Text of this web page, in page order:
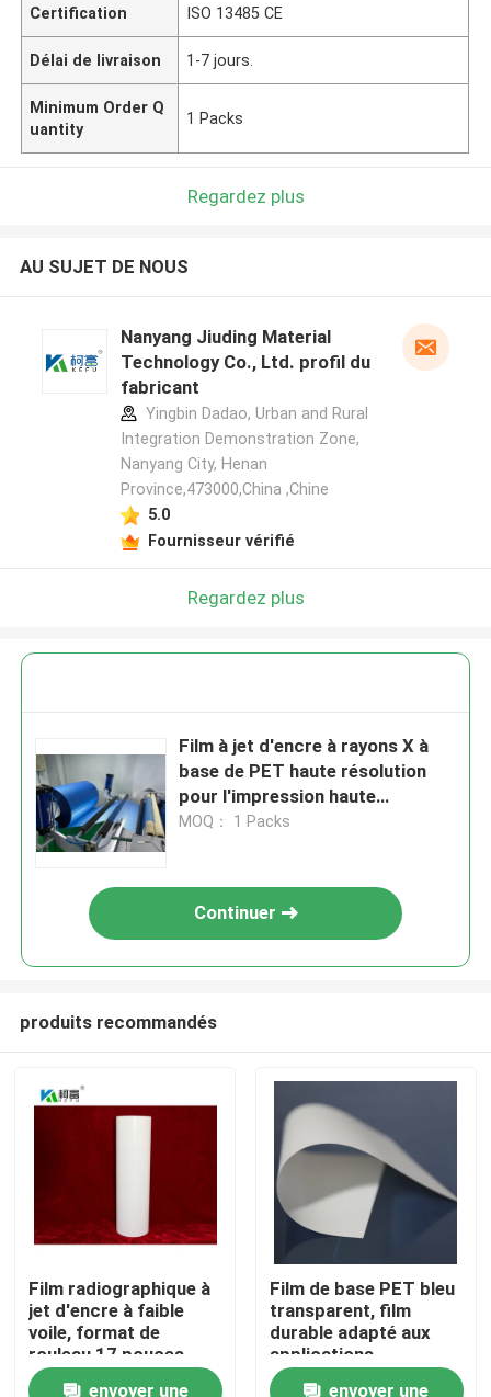
Aperçu
Produits
A propos de nous
Certification ISO 13485 CE
Délai de livraison 1-7 jours.
Minimum Order Q
uantity
1 Packs
Regardez plus
AU SUJET DE NOUS
Nanyang Jiuding Material
Technology Co., Ltd. profil du
fabricant
Yingbin Dadao, Urban and Rural
Integration Demonstration Zone,
Nanyang City, Henan
Province,473000,China ,Chine
5.0
Fournisseur vérifié
Regardez plus
Film à jet d'encre à rayons X à
base de PET haute résolution
pour l'impression haute
résolution
MOQ： 1 Packs
Continuer
produits recommandés
Film radiographique à
jet d'encre à faible
voile, format de
rouleau 17 pouces,
rouleau de 100
envoyer une
Film de base PET bleu
transparent, film
durable adapté aux
applications
d'emballage industriel
envoyer une